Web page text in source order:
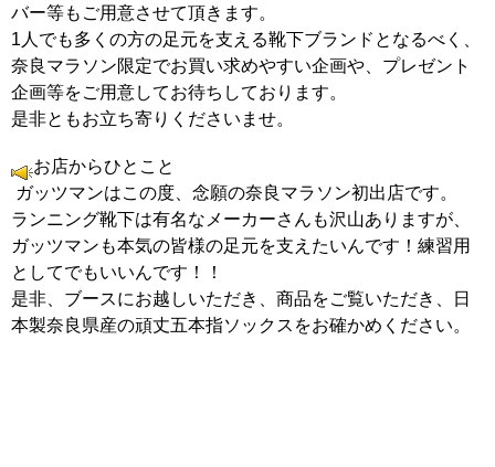
バー等もご用意させて頂きます。
1人でも多くの方の足元を支える靴下ブランドとなるべく、
奈良マラソン限定でお買い求めやすい企画や、プレゼント
企画等をご用意してお待ちしております。
是非ともお立ち寄りくださいませ。
お店からひとこと
ガッツマンはこの度、念願の奈良マラソン初出店です。
ランニング靴下は有名なメーカーさんも沢山ありますが、
ガッツマンも本気の皆様の足元を支えたいんです！練習用
としてでもいいんです！！
是非、ブースにお越しいただき、商品をご覧いただき、日
本製奈良県産の頑丈五本指ソックスをお確かめください。